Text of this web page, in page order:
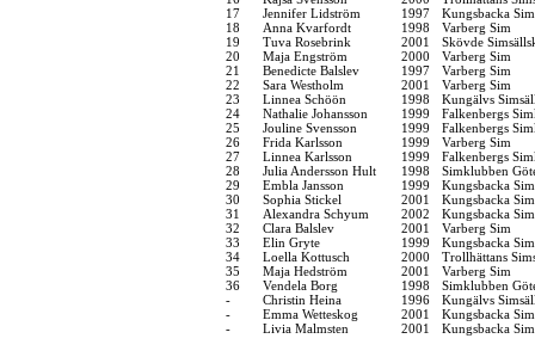
17
Jennifer Lidström 1997
Kungsbacka
18
Anna Kvarfordt 1998
Varberg Sim
19
Tuva Rosebrink 2001
Skövde
20
Maja Engström 2000
Varberg Sim
21
Benedicte Balslev 1997
Varberg Sim
22
Sara Westholm 2001
Varberg Sim
23
Linnea Schöön 1998
Kungälvs
24
Nathalie Johansson 1999
Falkenbergs
25
Jouline Svensson 1999
Falkenbergs
26
Frida Karlsson 1999
Varberg Sim
27
Linnea Karlsson 1999
Falkenbergs
28
Julia Andersson Hult 1998
Simklubben
29
Embla Jansson 1999
Kungsbacka
30
Sophia Stickel 2001
Kungsbacka
31
Alexandra Schyum 2002
Kungsbacka
32
Clara Balslev 2001
Varberg Sim
33
Elin Gryte 1999
Kungsbacka
34
Loella Kottusch 2000
Trollhättans
35
Maja Hedström 2001
Varberg Sim
36
Vendela Borg 1998
Simklubben
-
Christin Heina 1996
Kungälvs
-
Emma Wetteskog 2001
Kungsbacka
-
Livia Malmsten 2001 Kungsbacka